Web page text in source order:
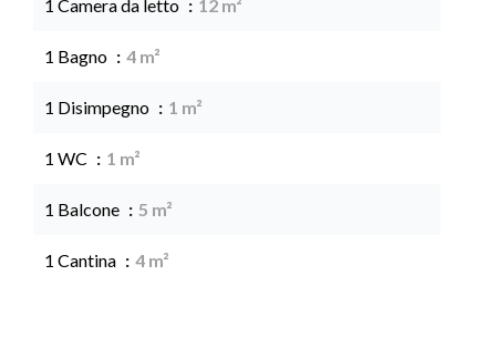
1 Camera da letto 12 m²
1 Bagno 4 m²
1 Disimpegno 1 m²
1 WC 1 m²
1 Balcone 5 m²
1 Cantina 4 m²